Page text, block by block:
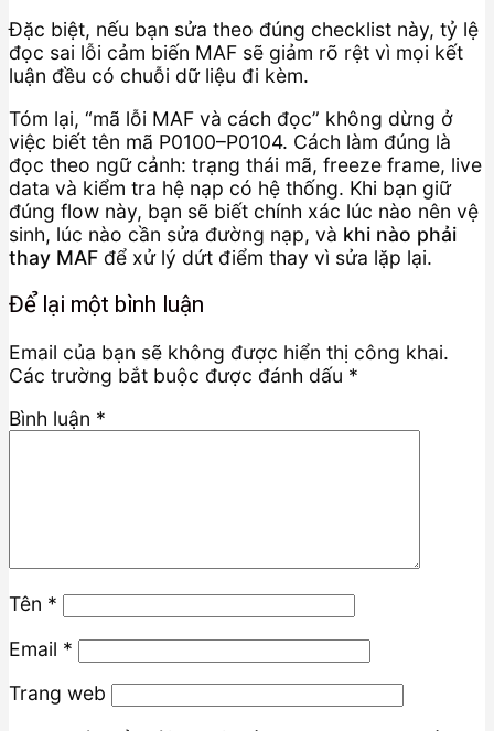
Đặc biệt, nếu bạn sửa theo đúng checklist này, tỷ lệ
đọc sai lỗi cảm biến MAF sẽ giảm rõ rệt vì mọi kết
luận đều có chuỗi dữ liệu đi kèm.
Tóm lại, “mã lỗi MAF và cách đọc” không dừng ở
việc biết tên mã P0100–P0104. Cách làm đúng là
đọc theo ngữ cảnh: trạng thái mã, freeze frame, live
data và kiểm tra hệ nạp có hệ thống. Khi bạn giữ
đúng flow này, bạn sẽ biết chính xác lúc nào nên vệ
sinh, lúc nào cần sửa đường nạp, và khi nào phải
thay MAF để xử lý dứt điểm thay vì sửa lặp lại.
Để lại một bình luận
Email của bạn sẽ không được hiển thị công khai.
Các trường bắt buộc được đánh dấu *
Bình luận *
Tên *
Email *
Trang web